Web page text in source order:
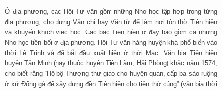
Ở địa phương, các Hội Tư văn gồm những Nho học tập hợp trong từng
địa phương, cho dựng Văn chỉ hay Văn từ để làm nơi tôn thờ Tiên hiền
và khuyến khích việc học. Các bậc Tiên hiền ở đây bao gồm cả những
Nho học tiền bối ở địa phương. Hội Tư văn hàng huyện khá phổ biến vào
thời Lê Trịnh và đã bắt đầu xuất hiện ở thời Mạc. Văn bia Tiên hiền
huyện Tân Minh (nay thuộc huyện Tiên Lãm, Hải Phòng) khắc năm 1574,
cho biết rằng “Hộ bộ Thượng thư giao cho huyện quan, cấp ba sào ruộng
ở xứ Đống gà để xây dựng đền Tiên hiền cho tiện thờ cúng” (văn bia thời